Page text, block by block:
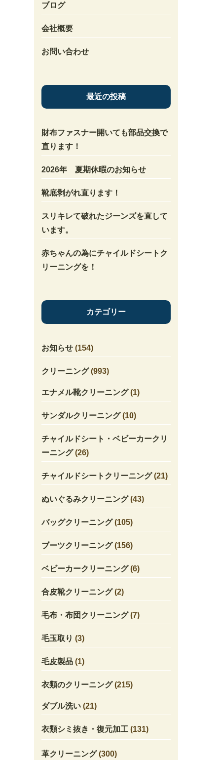
ブログ
会社概要
お問い合わせ
最近の投稿
財布ファスナー開いても部品交換で
直ります！
2026年 夏期休暇のお知らせ
靴底剥がれ直ります！
スリキレて破れたジーンズを直して
います。
赤ちゃんの為にチャイルドシートク
リーニングを！
カテゴリー
お知らせ(154)
クリーニング(993)
エナメル靴クリーニング(1)
サンダルクリーニング(10)
チャイルドシート・ベビーカークリ
ーニング(26)
チャイルドシートクリーニング(21)
ぬいぐるみクリーニング(43)
バッグクリーニング(105)
ブーツクリーニング(156)
ベビーカークリーニング(6)
合皮靴クリーニング(2)
毛布・布団クリーニング(7)
毛玉取り (3)
毛皮製品(1)
衣類のクリーニング(215)
ダブル洗い(21)
衣類シミ抜き・復元加工(131)
革クリーニング(300)